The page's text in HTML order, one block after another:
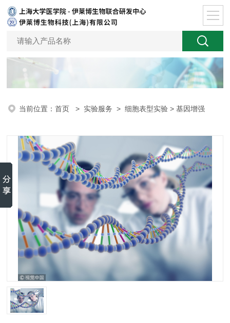
当前位置：首页 > 实验服务 >细胞表型实验 > 基因增强